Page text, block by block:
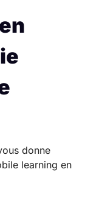
donne
learning en